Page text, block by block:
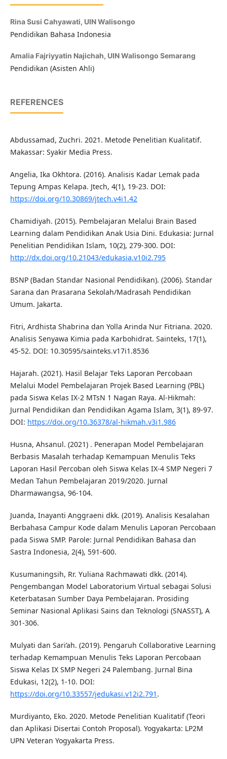
Rina Susi Cahyawati, UIN Walisongo
Pendidikan Bahasa Indonesia
Amalia Fajriyyatin Najichah, UIN Walisongo Semarang
Pendidikan (Asisten Ahli)
REFERENCES
Abdussamad, Zuchri. 2021. Metode Penelitian Kualitatif.
Makassar: Syakir Media Press.
Angelia, Ika Okhtora. (2016). Analisis Kadar Lemak pada
Tepung Ampas Kelapa. Jtech, 4(1), 19-23. DOI:
https://doi.org/10.30869/jtech.v4i1.42
Chamidiyah. (2015). Pembelajaran Melalui Brain Based
Learning dalam Pendidikan Anak Usia Dini. Edukasia: Jurnal
Penelitian Pendidikan Islam, 10(2), 279-300. DOI:
http://dx.doi.org/10.21043/edukasia.v10i2.795
BSNP (Badan Standar Nasional Pendidikan). (2006). Standar
Sarana dan Prasarana Sekolah/Madrasah Pendidikan
Umum. Jakarta.
Fitri, Ardhista Shabrina dan Yolla Arinda Nur Fitriana. 2020.
Analisis Senyawa Kimia pada Karbohidrat. Sainteks, 17(1),
45-52. DOI: 10.30595/sainteks.v17i1.8536
Hajarah. (2021). Hasil Belajar Teks Laporan Percobaan
Melalui Model Pembelajaran Projek Based Learning (PBL)
pada Siswa Kelas IX-2 MTsN 1 Nagan Raya. Al-Hikmah:
Jurnal Pendidikan dan Pendidikan Agama Islam, 3(1), 89-97.
DOI: https://doi.org/10.36378/al-hikmah.v3i1.986
Husna, Ahsanul. (2021) . Penerapan Model Pembelajaran
Berbasis Masalah terhadap Kemampuan Menulis Teks
Laporan Hasil Percoban oleh Siswa Kelas IX-4 SMP Negeri 7
Medan Tahun Pembelajaran 2019/2020. Jurnal
Dharmawangsa, 96-104.
Juanda, Inayanti Anggraeni dkk. (2019). Analisis Kesalahan
Berbahasa Campur Kode dalam Menulis Laporan Percobaan
pada Siswa SMP. Parole: Jurnal Pendidikan Bahasa dan
Sastra Indonesia, 2(4), 591-600.
Kusumaningsih, Rr. Yuliana Rachmawati dkk. (2014).
Pengembangan Model Laboratorium Virtual sebagai Solusi
Keterbatasan Sumber Daya Pembelajaran. Prosiding
Seminar Nasional Aplikasi Sains dan Teknologi (SNASST), A
301-306.
Mulyati dan Sari’ah. (2019). Pengaruh Collaborative Learning
terhadap Kemampuan Menulis Teks Laporan Percobaan
Siswa Kelas IX SMP Negeri 24 Palembang. Jurnal Bina
Edukasi, 12(2), 1-10. DOI:
https://doi.org/10.33557/jedukasi.v12i2.791 .
Murdiyanto, Eko. 2020. Metode Penelitian Kualitatif (Teori
dan Aplikasi Disertai Contoh Proposal). Yogyakarta: LP2M
UPN Veteran Yogyakarta Press.